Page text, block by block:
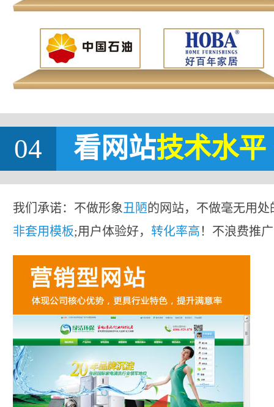
04 看网站技术水平
我们承诺：不做形象丑陋的网站，不做毫无用处
非套用模板;用户体验好， 转化率高！不浪费推